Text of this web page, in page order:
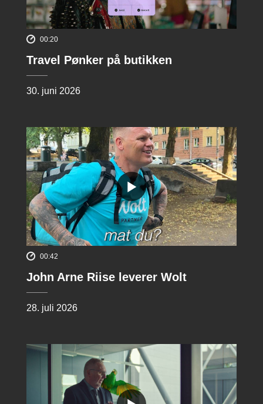
00:20
Travel Pønker på butikken
30. juni 2026
00:42
John Arne Riise leverer Wolt
28. juli 2026